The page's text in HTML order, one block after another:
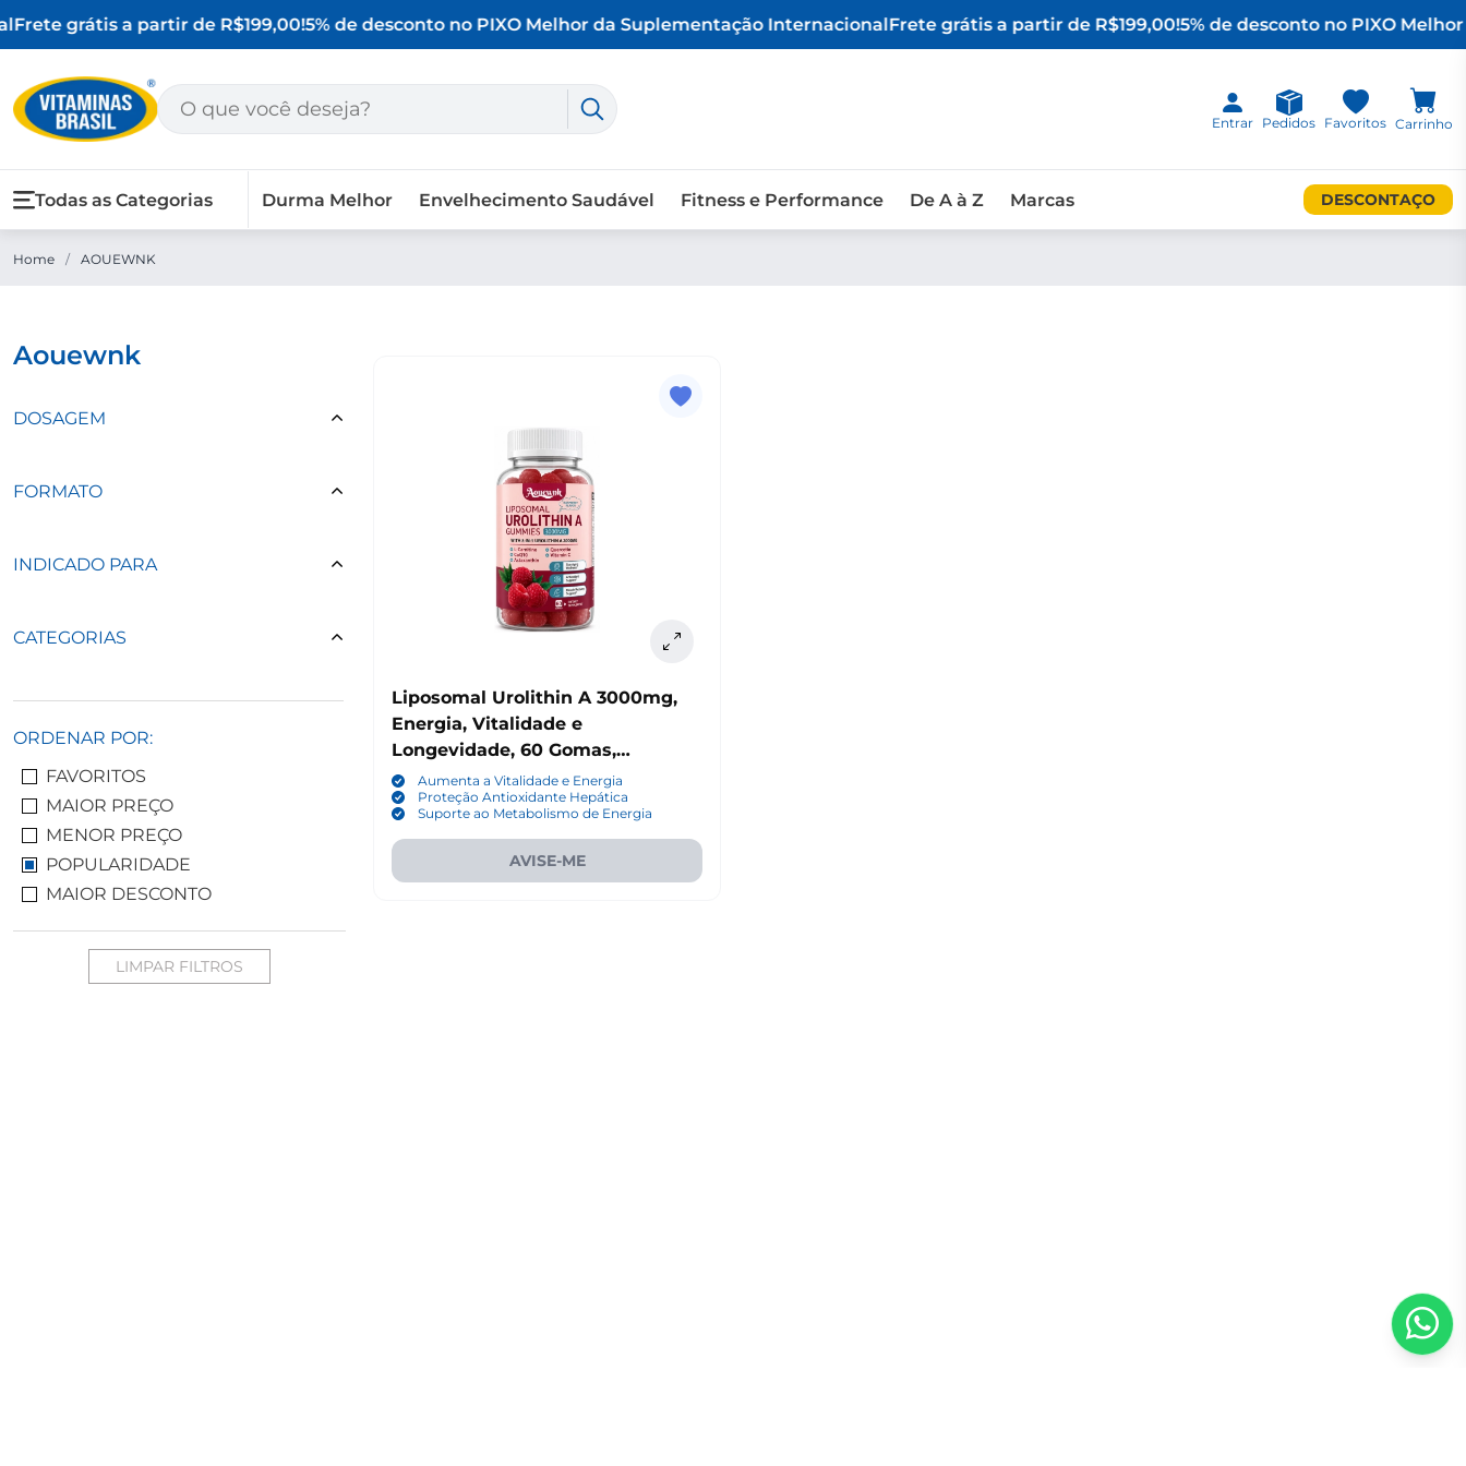
Frete grátis a partir de R$199,00!5% de desconto no PIXO Melhor da Suplementação InternacionalFrete grátis a partir de R$199,00!5% de desconto no PIXO Melhor
Entrar Pedidos Favoritos Carrinho
Todas as Categorias Durma Melhor Envelhecimento Saudável Fitness e Performance De A à Z Marcas DESCONTAÇO
Home / AOUEWNK
aouewnk
DOSAGEM
FORMATO
INDICADO PARA
CATEGORIAS
ORDENAR POR:
FAVORITOS
MAIOR PREÇO
MENOR PREÇO
POPULARIDADE
MAIOR DESCONTO
LIMPAR FILTROS
Liposomal Urolithin A 3000mg,
Energia, Vitalidade e
Longevidade, 60 Gomas,
Aouewnk
Aumenta a Vitalidade e Energia
Proteção Antioxidante Hepática
Suporte ao Metabolismo de Energia
AVISE-ME